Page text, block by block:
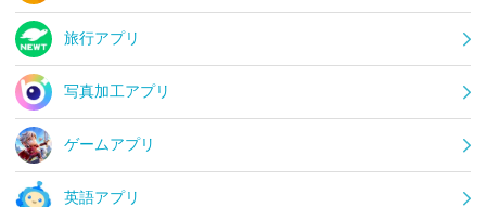
旅行アプリ
写真加工アプリ
ゲームアプリ
英語アプリ